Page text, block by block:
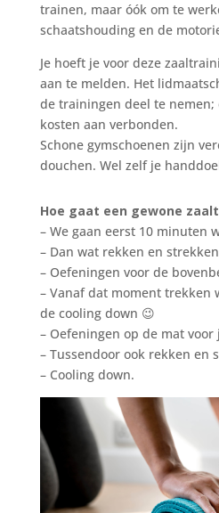
trainen, maar óók om te
schaatshouding en de
Je hoeft je voor deze
aan te melden. Het
de trainingen deel te nemen;
kosten aan verbonden.
Schone gymschoenen zijn
douchen. Wel zelf je
Hoe gaat een gewone
– We gaan eerst 10 minuten
– Dan wat rekken en
– Oefeningen voor de
– Vanaf dat moment trekken
de cooling down 😉
– Oefeningen op de mat
– Tussendoor ook rekken en
– Cooling down.